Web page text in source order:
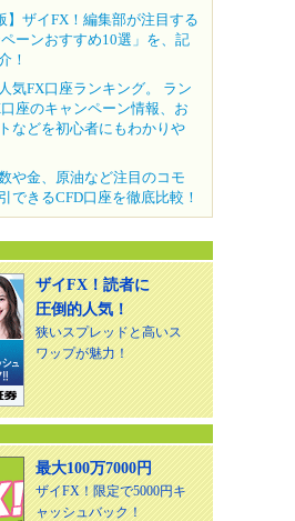
】ザイFX！編集部が注目する
ペーンおすすめ10選」を、記
！
気FX口座ランキング。 ラン
座のキャンペーン情報、お
などを初心者にもわかりや
や金、原油など注目のコモ
できるCFD口座を徹底比較！
ザイFX！読者に
圧倒的人気！
狭いスプレッドと高いス
ワップが魅力！
最大100万7000円
ザイFX！限定で5000円キ
ャッシュバック！